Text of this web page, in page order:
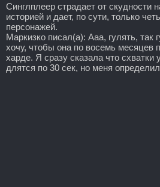
Синглплеер страдает от скудности
историей и дает, по сути, только
персонажей.
Маркизко писал(а): Ааа, гулять, так
хочу, чтобы она по восемь месяцев
харде. Я сразу сказала что схватки
длятся по 30 сек, но меня